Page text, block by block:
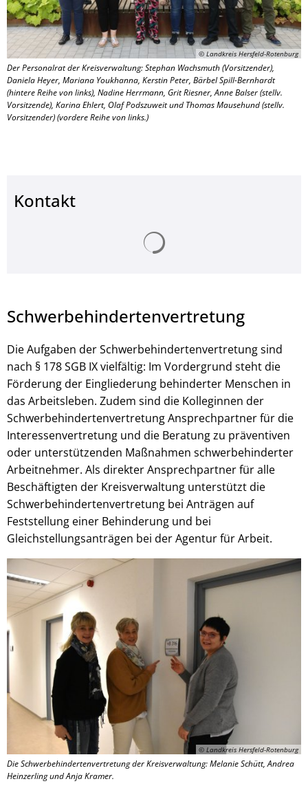
© Landkreis Hersfeld-Rotenburg
Der Personalrat der Kreisverwaltung: Stephan Wachsmuth (Vorsitzender),
Daniela Heyer, Mariana Youkhanna, Kerstin Peter, Bärbel Spill-Bernhardt
(hintere Reihe von links), Nadine Herrmann, Grit Riesner, Anne Balser (stellv.
Vorsitzende), Karina Ehlert, Olaf Podszuweit und Thomas Mausehund (stellv.
Vorsitzender) (vordere Reihe von links.)
Kontakt
Schwerbehindertenvertretung
Die Aufgaben der Schwerbehindertenvertretung sind
nach § 178 SGB IX vielfältig: Im Vordergrund steht die
Förderung der Eingliederung behinderter Menschen in
das Arbeitsleben. Zudem sind die Kolleginnen der
Schwerbehindertenvertretung Ansprechpartner für die
Interessenvertretung und die Beratung zu präventiven
oder unterstützenden Maßnahmen schwerbehinderter
Arbeitnehmer. Als direkter Ansprechpartner für alle
Beschäftigten der Kreisverwaltung unterstützt die
Schwerbehindertenvertretung bei Anträgen auf
Feststellung einer Behinderung und bei
Gleichstellungsanträgen bei der Agentur für Arbeit.
© Landkreis Hersfeld-Rotenburg
Die Schwerbehindertenvertretung der Kreisverwaltung: Melanie Schütt, Andrea
Heinzerling und Anja Kramer.